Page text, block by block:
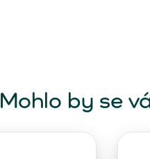
Mohlo by se